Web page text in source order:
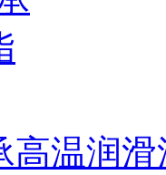
高温润